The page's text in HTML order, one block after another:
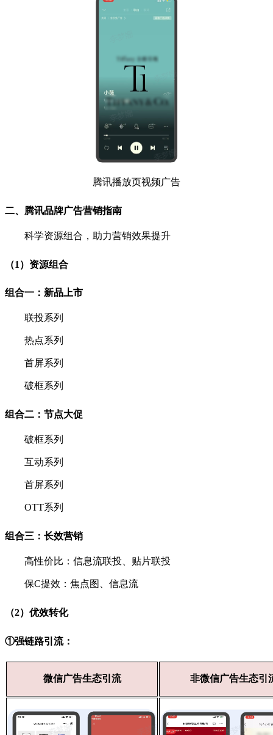
腾讯播放页视频广告
二、腾讯品牌广告营销指南
科学资源组合，助力营销效果提升
（1）资源组合
组合一：新品上市
联投系列
热点系列
首屏系列
破框系列
组合二：节点大促
破框系列
互动系列
首屏系列
OTT系列
组合三：长效营销
高性价比：信息流联投、贴片联投
保C提效：焦点图、信息流
（2）优效转化
①强链路引流：
微信广告生态引流 非微信广告生态引